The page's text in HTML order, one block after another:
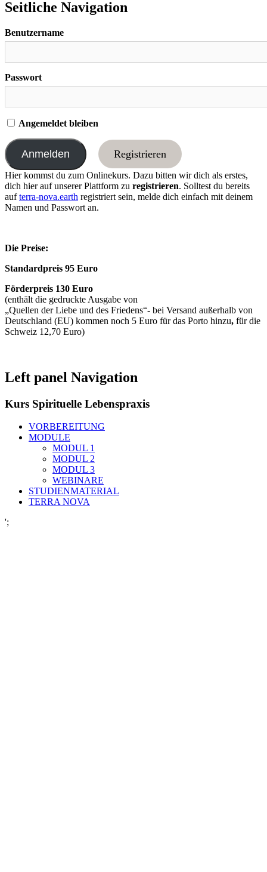
Seitliche Navigation
Benutzername
Passwort
Angemeldet bleiben
Registrieren
Hier kommst du zum Onlinekurs. Dazu bitten wir dich als erstes,
dich hier auf unserer Plattform zu registrieren. Solltest du bereits
aufterra-nova.earth registriert sein, melde dich einfach mit deinem
Namen und Passwort an.
Die Preise:
Standardpreis 95 Euro
Förderpreis 130 Euro
(enthält die gedruckte Ausgabe von
„Quellen der Liebe und des Friedens“- bei Versand außerhalb von
Deutschland (EU) kommen noch 5 Euro für das Porto hinzu, für die
Schweiz 12,70 Euro)
Left panel Navigation
Kurs Spirituelle Lebenspraxis
VORBEREITUNG
MODULE
MODUL 1
MODUL 2
MODUL 3
WEBINARE
STUDIENMATERIAL
TERRA NOVA
';